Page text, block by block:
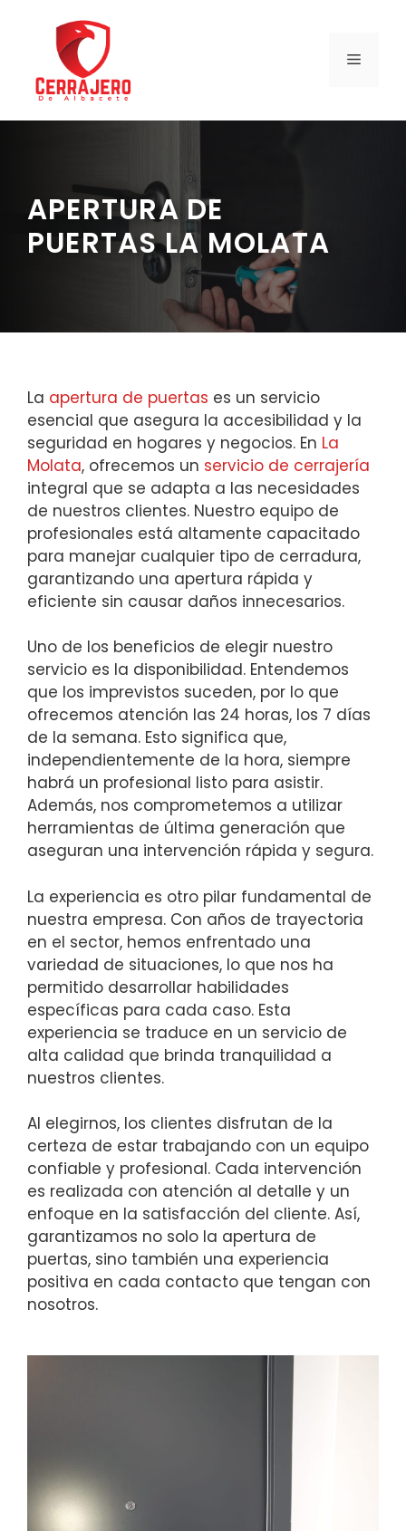
contenido
MENÚ
APERTURA DE
PUERTAS LA MOLATA
La apertura de puertas es un servicio
esencial que asegura la accesibilidad y la
seguridad en hogares y negocios. En La
Molata, ofrecemos un servicio de cerrajería
integral que se adapta a las necesidades
de nuestros clientes. Nuestro equipo de
profesionales está altamente capacitado
para manejar cualquier tipo de cerradura,
garantizando una apertura rápida y
eficiente sin causar daños innecesarios.
Uno de los beneficios de elegir nuestro
servicio es la disponibilidad. Entendemos
que los imprevistos suceden, por lo que
ofrecemos atención las 24 horas, los 7 días
de la semana. Esto significa que,
independientemente de la hora, siempre
habrá un profesional listo para asistir.
Además, nos comprometemos a utilizar
herramientas de última generación que
aseguran una intervención rápida y segura.
La experiencia es otro pilar fundamental de
nuestra empresa. Con años de trayectoria
en el sector, hemos enfrentado una
variedad de situaciones, lo que nos ha
permitido desarrollar habilidades
específicas para cada caso. Esta
experiencia se traduce en un servicio de
alta calidad que brinda tranquilidad a
nuestros clientes.
Al elegirnos, los clientes disfrutan de la
certeza de estar trabajando con un equipo
confiable y profesional. Cada intervención
es realizada con atención al detalle y un
enfoque en la satisfacción del cliente. Así,
garantizamos no solo la apertura de
puertas, sino también una experiencia
positiva en cada contacto que tengan con
nosotros.